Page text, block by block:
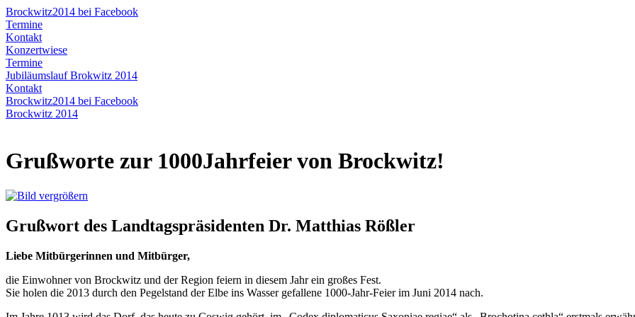
Brockwitz2014 bei Facebook
Termine
Kontakt
Konzertwiese
Termine
Jubiläumslauf Brokwitz 2014
Kontakt
Brockwitz2014 bei Facebook
Brockwitz 2014
Grußworte zur 1000Jahrfeier von Brockwitz!
Grußwort des Landtagspräsidenten Dr. Matthias Rößler
Liebe Mitbürgerinnen und Mitbürger,
die Einwohner von Brockwitz und der Region feiern in diesem Jahr ein großes Fest.
Sie holen die 2013 durch den Pegelstand der Elbe ins Wasser gefallene 1000-Jahr-Feier im Juni 2014 nach.